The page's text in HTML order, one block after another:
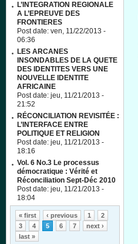
L’INTEGRATION REGIONALE
A L’EPREUVE DES
FRONTIERES
Post date: ven, 11/22/2013 -
06:36
LES ARCANES
INSONDABLES DE LA QUETE
DES IDENTITES VERS UNE
NOUVELLE IDENTITE
AFRICAINE
Post date: jeu, 11/21/2013 -
21:52
RÉCONCILIATION REVISITÉE :
L’INTERFACE ENTRE
POLITIQUE ET RELIGION
Post date: jeu, 11/21/2013 -
18:16
Vol. 6 No.3 Le processus
démocratique : Vérité et
Réconciliation Sept-Déc 2010
Post date: jeu, 11/21/2013 -
18:04
Pages
« first ‹ previous 1
2
3
4 5 6 7
next ›
last »